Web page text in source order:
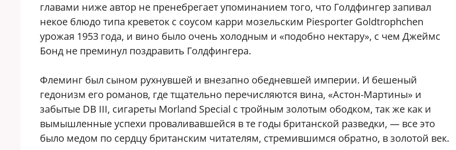
главами ниже автор не пренебрегает упоминанием того, что Голдфингер запивал
некое блюдо типа креветок с соусом карри мозельским Piesporter Goldtrophchen
урожая 1953 года, и вино было очень холодным и «подобно нектару», с чем Джеймс
Бонд не преминул поздравить Голдфингера.
Флеминг был сыном рухнувшей и внезапно обедневшей империи. И бешеный
гедонизм его романов, где тщательно перечисляются вина, «Астон-Мартины» и
забытые DB III, сигареты Morland Special с тройным золотым ободком, так же как и
вымышленные успехи проваливавшейся в те годы британской разведки, — все это
было медом по сердцу британским читателям, стремившимся обратно, в золотой век.